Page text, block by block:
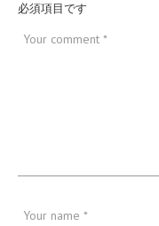
必須項目です